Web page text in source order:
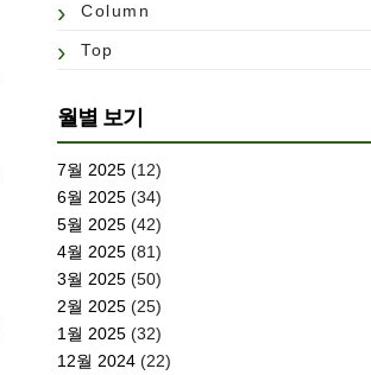
Column
Top
월별 보기
7월 2025 (12)
6월 2025 (34)
5월 2025 (42)
4월 2025 (81)
3월 2025 (50)
2월 2025 (25)
1월 2025 (32)
12월 2024 (22)